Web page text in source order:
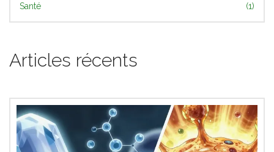
Santé (1)
Articles récents